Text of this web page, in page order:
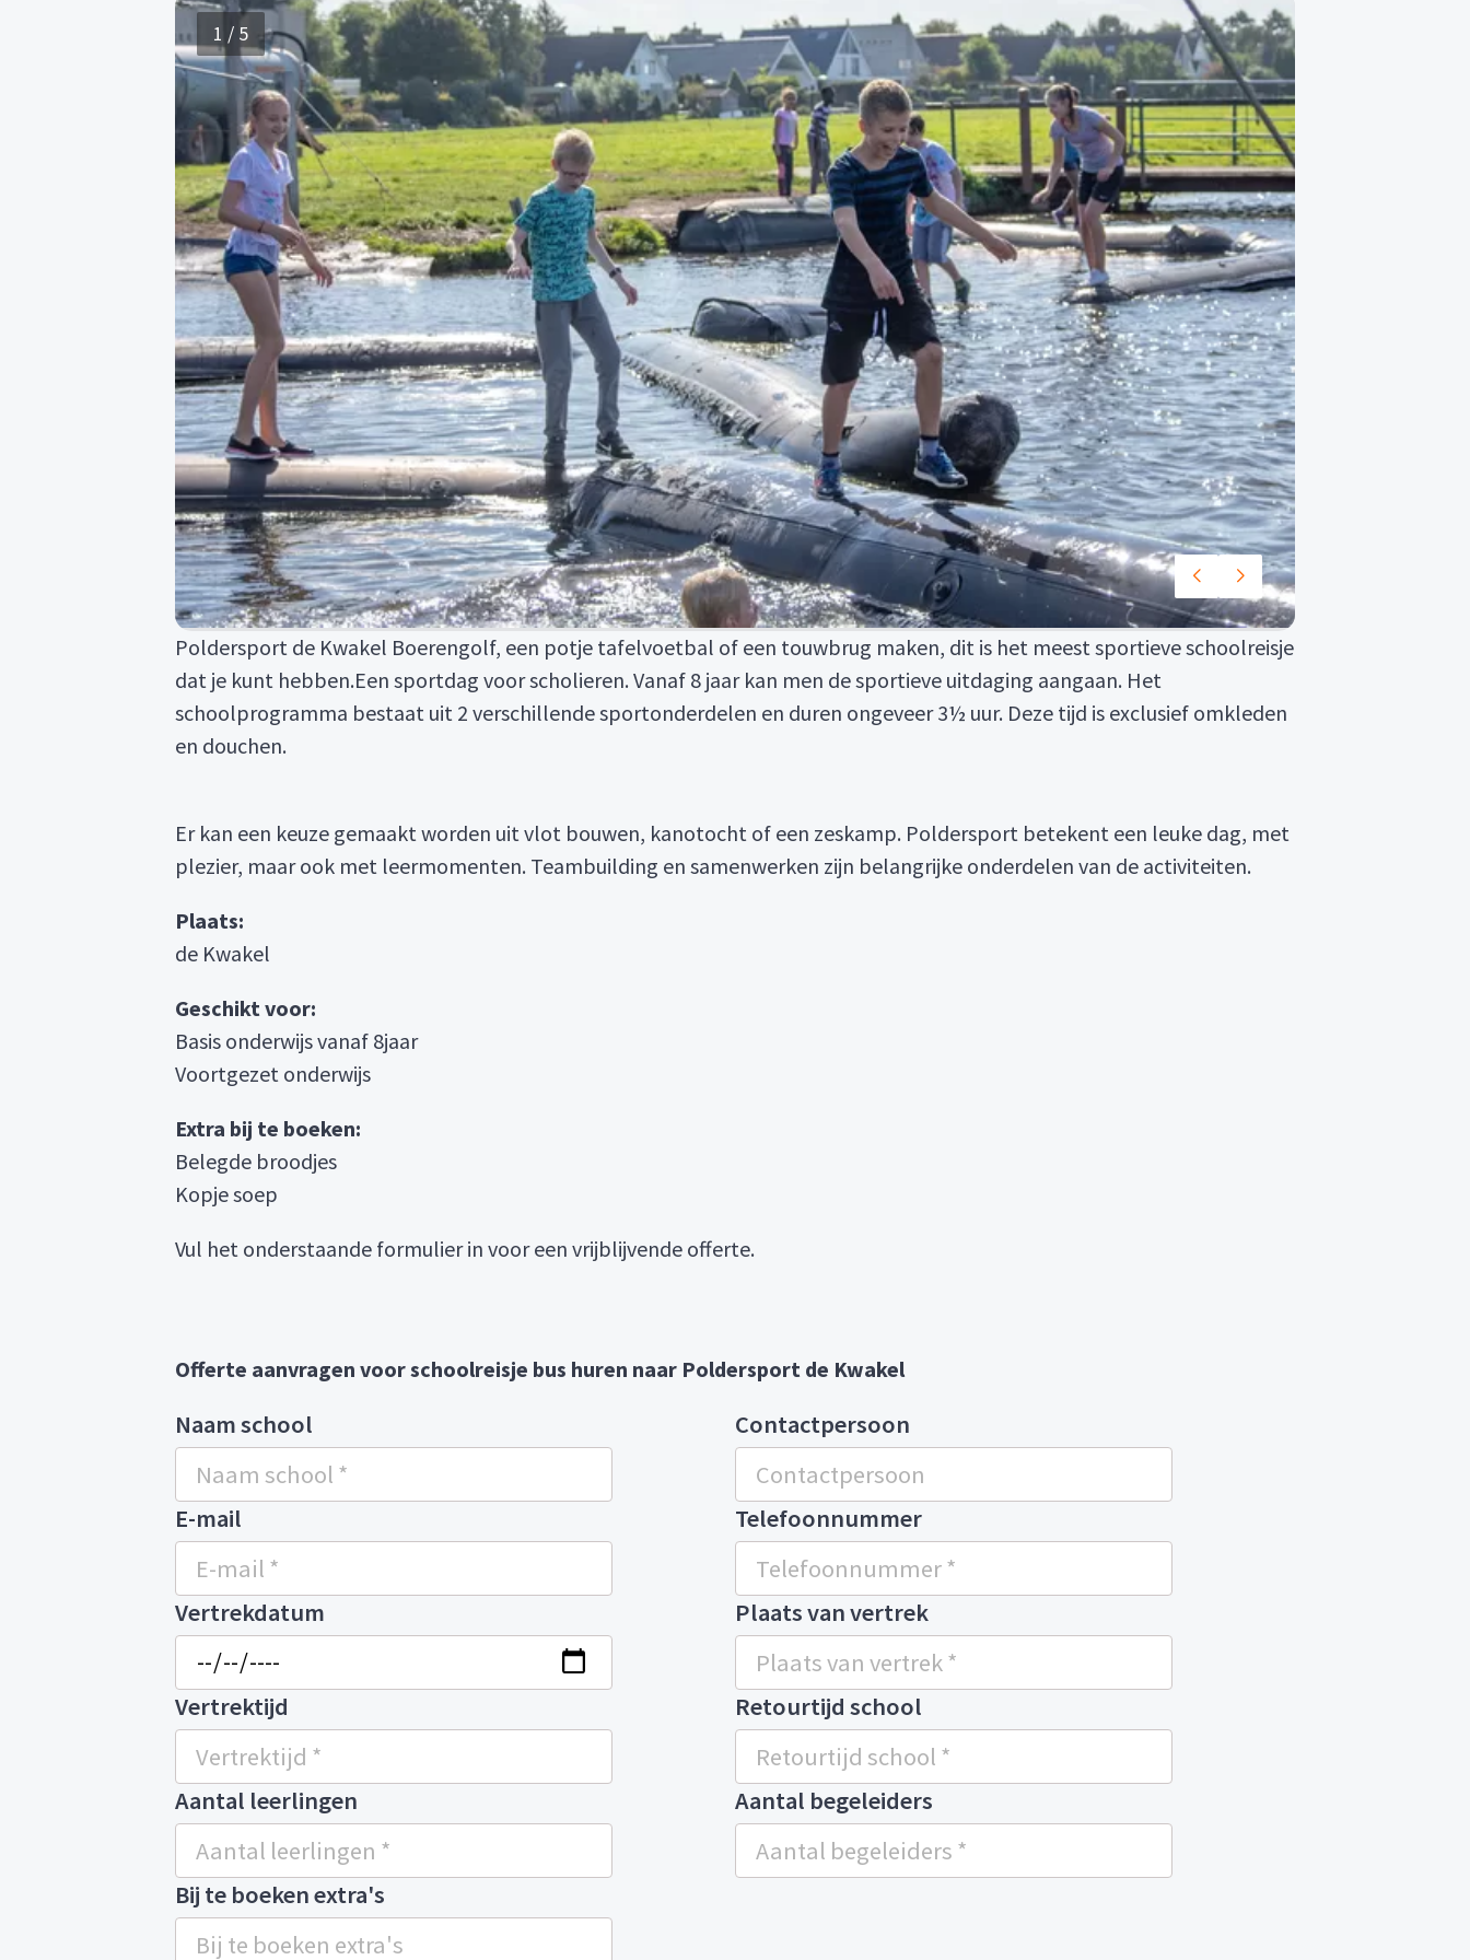
1 / 5
Poldersport de Kwakel Boerengolf, een potje tafelvoetbal of een touwbrug maken, dit is het meest sportieve schoolreisje
dat je kunt hebben.Een sportdag voor scholieren. Vanaf 8 jaar kan men de sportieve uitdaging aangaan. Het
schoolprogramma bestaat uit 2 verschillende sportonderdelen en duren ongeveer 3½ uur. Deze tijd is exclusief omkleden
en douchen.
Er kan een keuze gemaakt worden uit vlot bouwen, kanotocht of een zeskamp. Poldersport betekent een leuke dag, met
plezier, maar ook met leermomenten. Teambuilding en samenwerken zijn belangrijke onderdelen van de activiteiten.
Plaats:
de Kwakel
Geschikt voor:
Basis onderwijs vanaf 8jaar
Voortgezet onderwijs
Extra bij te boeken:
Belegde broodjes
Kopje soep
Vul het onderstaande formulier in voor een vrijblijvende offerte.
Offerte aanvragen voor schoolreisje bus huren naar Poldersport de Kwakel
Naam school Contactpersoon
E-mail Telefoonnummer
Vertrekdatum Plaats van vertrek
Vertrektijd Retourtijd school
Aantal leerlingen Aantal begeleiders
Bij te boeken extra's